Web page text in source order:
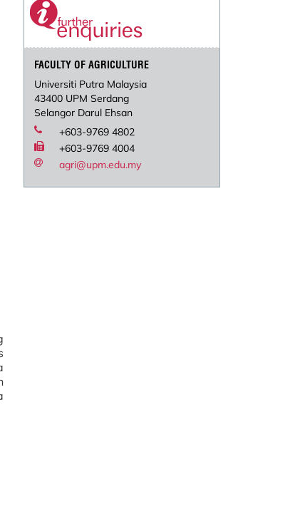
FACULTY OF AGRICULTURE
Universiti Putra Malaysia
43400 UPM Serdang
Selangor Darul Ehsan
+603-9769 4802
+603-9769 4004
agri@upm.edu.my